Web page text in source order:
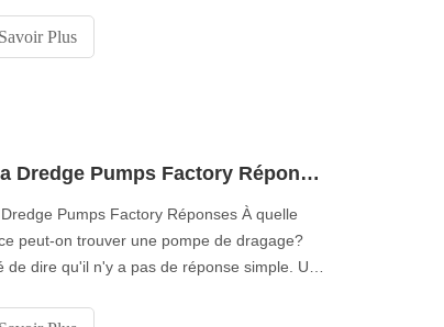
pour d’autres applications marines, y compris
le battage de pieux, l’entretien des jetées,
Plus
China Dredge Pumps Factory Réponses À quelle distance une pompe de dragage peut-elle fonctionner?
Pumps Factory Réponses À quelle
peut-on trouver une pompe de dragage?
de dire qu'il n'y a pas de réponse simple. Une
mesure une pompe de dragage peut pomper